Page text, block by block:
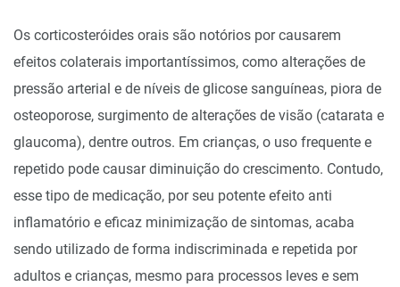
Os corticosteróides orais são notórios por causarem
efeitos colaterais importantíssimos, como alterações de
pressão arterial e de níveis de glicose sanguíneas, piora de
osteoporose, surgimento de alterações de visão (catarata e
glaucoma), dentre outros. Em crianças, o uso frequente e
repetido pode causar diminuição do crescimento. Contudo,
esse tipo de medicação, por seu potente efeito anti
inflamatório e eficaz minimização de sintomas, acaba
sendo utilizado de forma indiscriminada e repetida por
adultos e crianças, mesmo para processos leves e sem